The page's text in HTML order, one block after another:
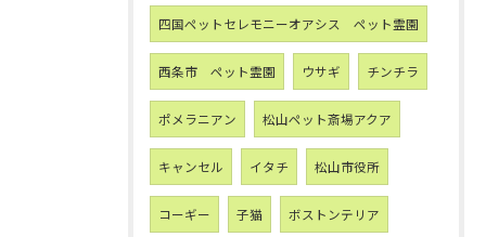
四国ペットセレモニーオアシス ペット霊園
西条市 ペット霊園 ウサギ チンチラ
ポメラニアン 松山ペット斎場アクア
キャンセル イタチ 松山市役所
コーギー 子猫 ボストンテリア